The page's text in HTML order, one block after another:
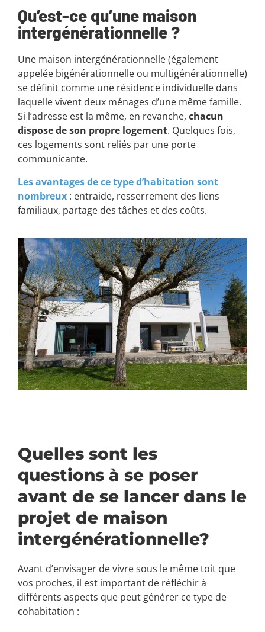
Qu’est-ce qu’une maison
intergénérationnelle ?
Une maison intergénérationnelle (également
appelée bigénérationnelle ou multigénérationnelle)
se définit comme une résidence individuelle dans
laquelle vivent deux ménages d’une même famille.
Si l’adresse est la même, en revanche, chacun
dispose de son propre logement. Quelques fois,
ces logements sont reliés par une porte
communicante.
Les avantages de ce type d’habitation sont
nombreux : entraide, resserrement des liens
familiaux, partage des tâches et des coûts.
Quelles sont les
questions à se poser
avant de se lancer dans le
projet de maison
intergénérationnelle?
Avant d’envisager de vivre sous le même toit que
vos proches, il est important de réfléchir à
différents aspects que peut générer ce type de
cohabitation :